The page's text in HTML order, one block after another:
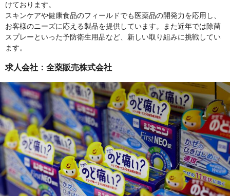
けております。
スキンケアや健康食品のフィールドでも医薬品の開発力を応用し、
お客様のニーズに応える製品を提供しています。また近年では除菌
スプレーといった予防衛生用品など、新しい取り組みに挑戦してい
ます。
求人会社：全薬販売株式会社